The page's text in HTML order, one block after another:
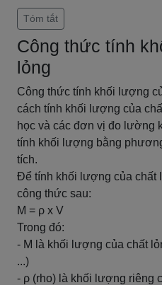
Tóm tắt
Công thức tính
lỏng
Công thức tính khối lượng
cách tính khối lượng của
học và các đơn vị đo lường
tính khối lượng bằng
tích.
Để tính khối lượng của chất
công thức sau:
M = ρ x V
Trong đó:
- M là khối lượng của chất
...)
- ρ (rho) là khối lượng riêng